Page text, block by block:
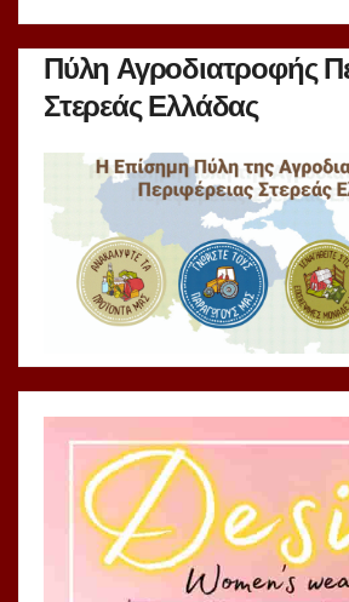
Πύλη Αγροδιατροφής
Στερεάς Ελλάδας